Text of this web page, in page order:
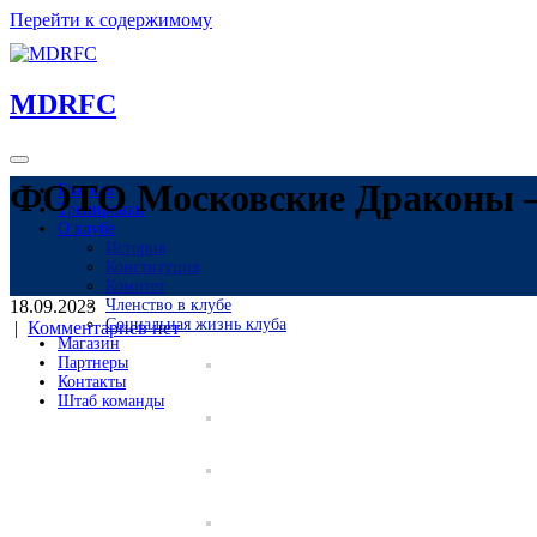
Перейти к содержимому
MDRFC
Главная
Тренировки
О клубе
История
Конституция
Комитет
Членство в клубе
Социальная жизнь клуба
Магазин
Партнеры
Контакты
Штаб команды
ФОТО Московские
18.09.2023
| Комментариев нет